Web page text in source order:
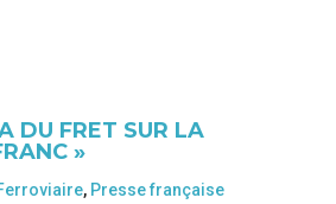
DU FRET SUR LA
»
, Presse française